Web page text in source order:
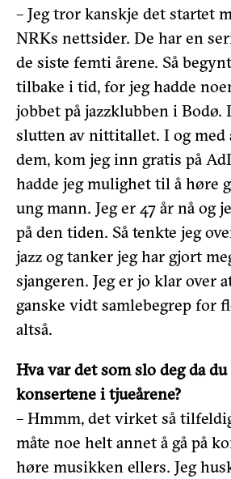
– Jeg tror kanskje det startet
NRKs nettsider. De har en
de siste femti årene. Så
tilbake i tid, for jeg hadde
jobbet på jazzklubben i Bodø.
slutten av nittitallet. I og med
dem, kom jeg inn gratis på
hadde jeg mulighet til å høre
ung mann. Jeg er 47 år nå og
på den tiden. Så tenkte jeg
jazz og tanker jeg har gjort
sjangeren. Jeg er jo klar over
ganske vidt samlebegrep for
altså.
Hva var det som slo deg da
konsertene i tjueårene?
– Hmmm, det virket så
måte noe helt annet å gå på
høre musikken ellers. Jeg